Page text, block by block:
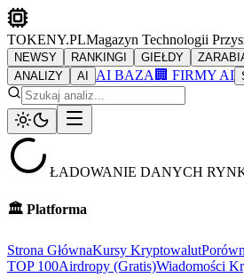
TOKENY.PLMagazyn Technologii
NEWSY RANKINGI GIEŁDY
ANALIZY
AI AI BAZA 🏢 FIRMY AI
ŁADOWANIE DANYCH
🏛️ Platforma
Strona GłównaKursy Kryptowalut
TOP 100Airdropy (Gratis)Wiadomości